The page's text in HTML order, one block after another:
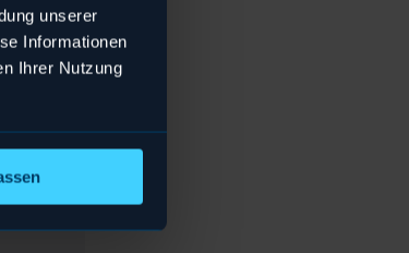
unserer
Informationen
Ihrer Nutzung